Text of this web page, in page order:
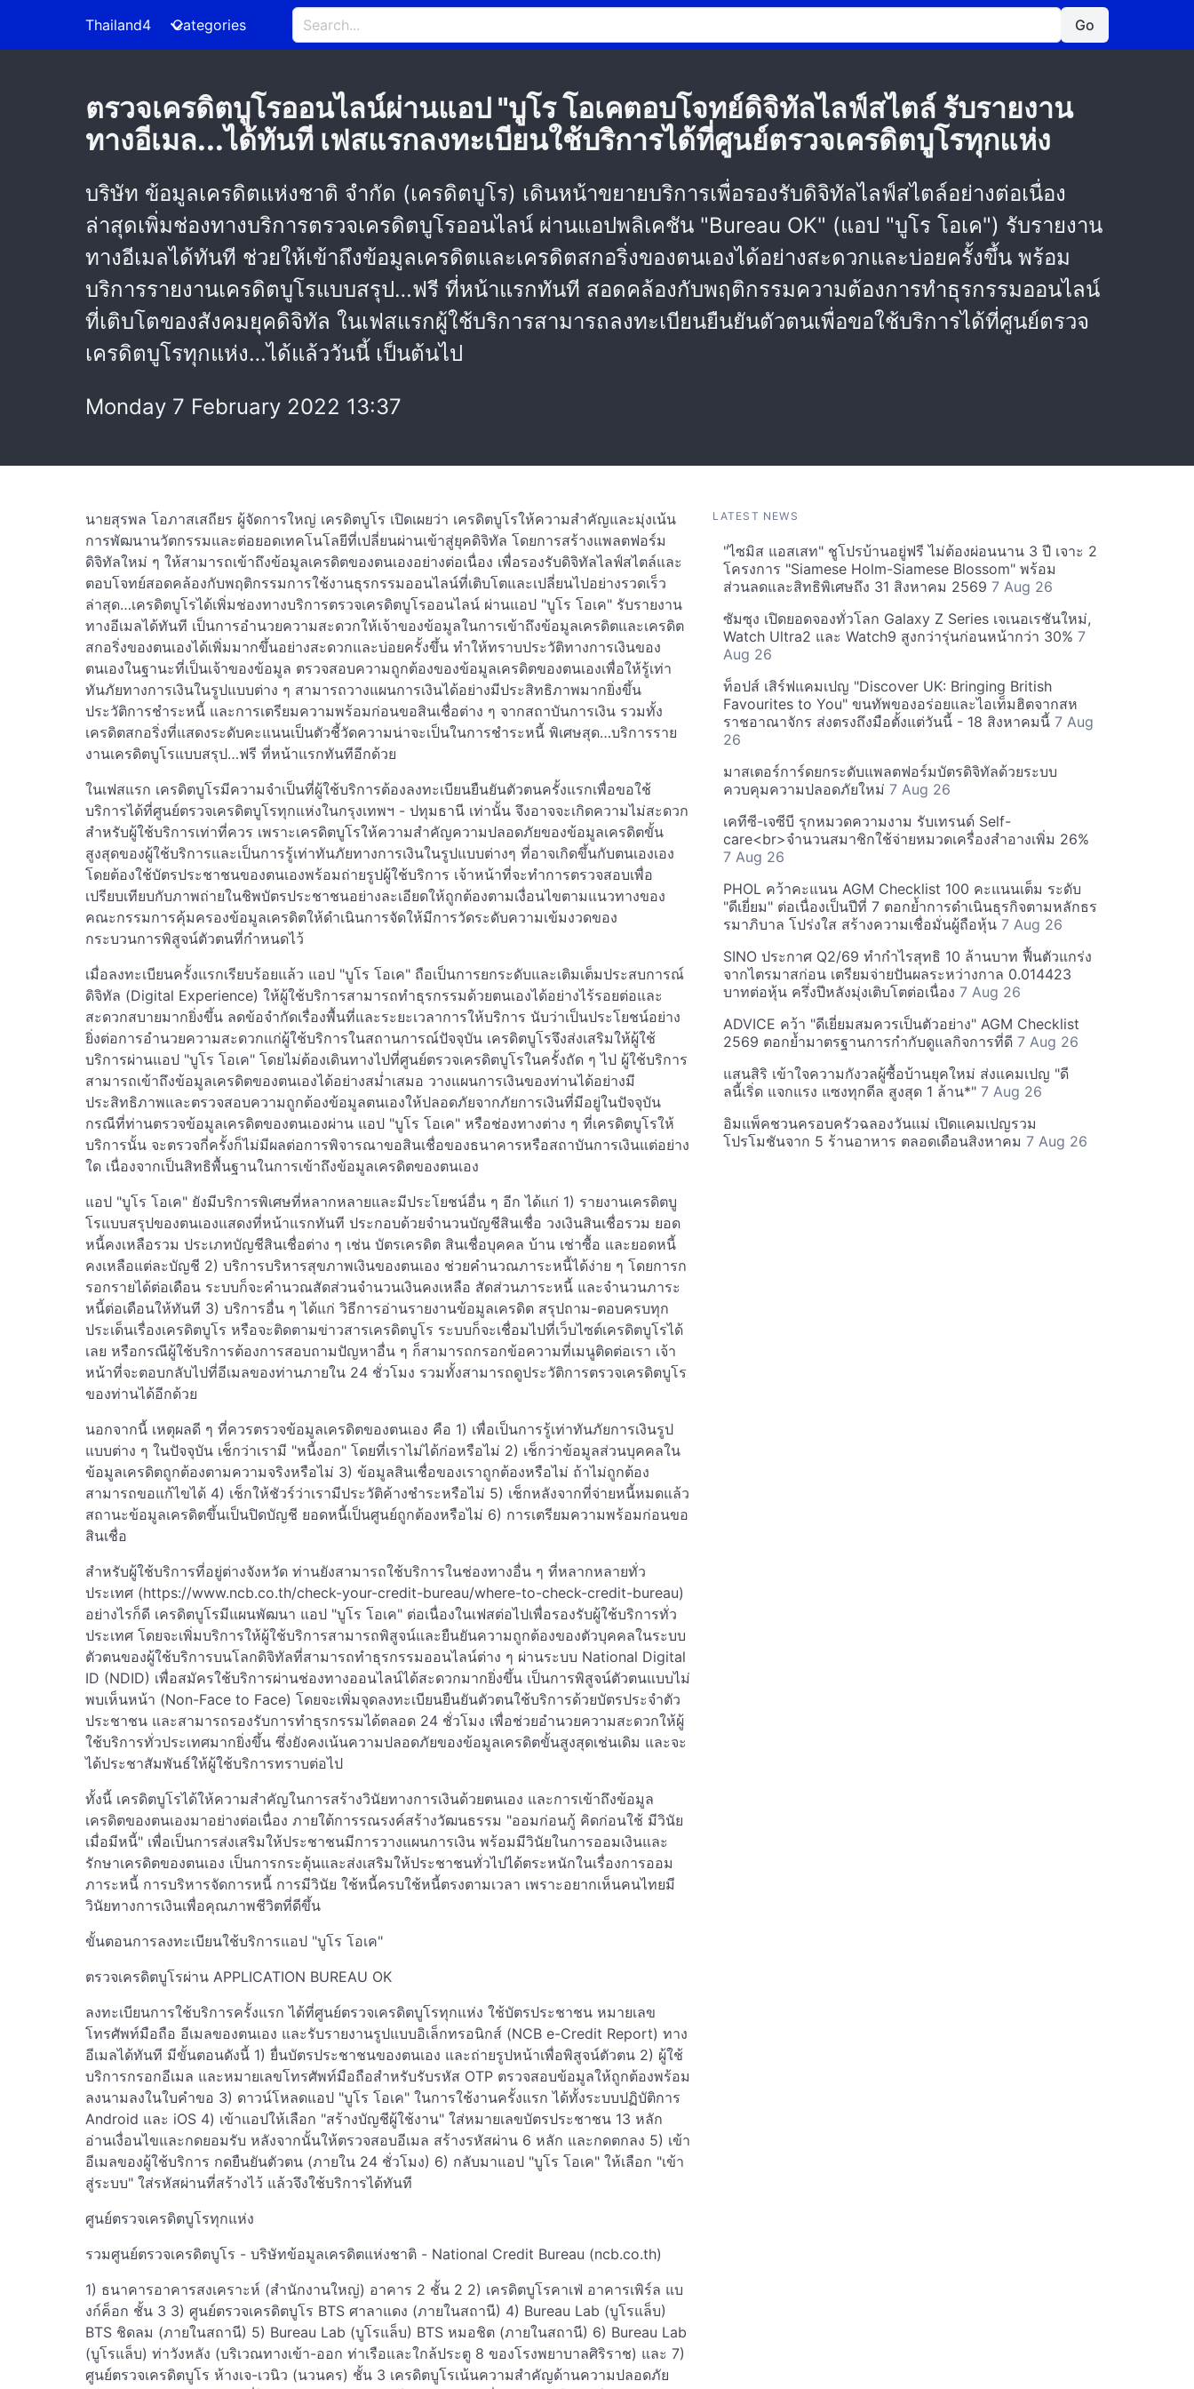
Thailand4 Categories Go
ตรวจเครดิตบูโรออนไลน์ผ่านแอป "บูโร โอเคตอบโจทย์ดิจิทัลไลฟ์สไตล์ รับรายงาน
ทางอีเมล...ได้ทันที เฟสแรกลงทะเบียนใช้บริการได้ที่ศูนย์ตรวจเครดิตบูโรทุกแห่ง
บริษัท ข้อมูลเครดิตแห่งชาติ จำกัด (เครดิตบูโร) เดินหน้าขยายบริการเพื่อรองรับดิจิทัลไลฟ์สไตล์อย่างต่อเนื่อง
ล่าสุดเพิ่มช่องทางบริการตรวจเครดิตบูโรออนไลน์ ผ่านแอปพลิเคชัน "Bureau OK" (แอป "บูโร โอเค") รับรายงาน
ทางอีเมลได้ทันที ช่วยให้เข้าถึงข้อมูลเครดิตและเครดิตสกอริ่งของตนเองได้อย่างสะดวกและบ่อยครั้งขึ้น พร้อม
บริการรายงานเครดิตบูโรแบบสรุป…ฟรี ที่หน้าแรกทันที สอดคล้องกับพฤติกรรมความต้องการทำธุรกรรมออนไลน์
ที่เติบโตของสังคมยุคดิจิทัล ในเฟสแรกผู้ใช้บริการสามารถลงทะเบียนยืนยันตัวตนเพื่อขอใช้บริการได้ที่ศูนย์ตรวจ
เครดิตบูโรทุกแห่ง…ได้แล้ววันนี้ เป็นต้นไป
Monday 7 February 2022 13:37
นายสุรพล โอภาสเสถียร ผู้จัดการใหญ่ เครดิตบูโร เปิดเผยว่า เครดิตบูโรให้ความสำคัญและมุ่งเน้น
การพัฒนานวัตกรรมและต่อยอดเทคโนโลยีที่เปลี่ยนผ่านเข้าสู่ยุคดิจิทัล โดยการสร้างแพลตฟอร์ม
ดิจิทัลใหม่ ๆ ให้สามารถเข้าถึงข้อมูลเครดิตของตนเองอย่างต่อเนื่อง เพื่อรองรับดิจิทัลไลฟ์สไตล์และ
ตอบโจทย์สอดคล้องกับพฤติกรรมการใช้งานธุรกรรมออนไลน์ที่เติบโตและเปลี่ยนไปอย่างรวดเร็ว
ล่าสุด…เครดิตบูโรได้เพิ่มช่องทางบริการตรวจเครดิตบูโรออนไลน์ ผ่านแอป "บูโร โอเค" รับรายงาน
ทางอีเมลได้ทันที เป็นการอำนวยความสะดวกให้เจ้าของข้อมูลในการเข้าถึงข้อมูลเครดิตและเครดิต
สกอริ่งของตนเองได้เพิ่มมากขึ้นอย่างสะดวกและบ่อยครั้งขึ้น ทำให้ทราบประวัติทางการเงินของ
ตนเองในฐานะที่เป็นเจ้าของข้อมูล ตรวจสอบความถูกต้องของข้อมูลเครดิตของตนเองเพื่อให้รู้เท่า
ทันภัยทางการเงินในรูปแบบต่าง ๆ สามารถวางแผนการเงินได้อย่างมีประสิทธิภาพมากยิ่งขึ้น
ประวัติการชำระหนี้ และการเตรียมความพร้อมก่อนขอสินเชื่อต่าง ๆ จากสถาบันการเงิน รวมทั้ง
เครดิตสกอริ่งที่แสดงระดับคะแนนเป็นตัวชี้วัดความน่าจะเป็นในการชำระหนี้ พิเศษสุด…บริการราย
งานเครดิตบูโรแบบสรุป…ฟรี ที่หน้าแรกทันทีอีกด้วย
ในเฟสแรก เครดิตบูโรมีความจำเป็นที่ผู้ใช้บริการต้องลงทะเบียนยืนยันตัวตนครั้งแรกเพื่อขอใช้
บริการได้ที่ศูนย์ตรวจเครดิตบูโรทุกแห่งในกรุงเทพฯ - ปทุมธานี เท่านั้น จึงอาจจะเกิดความไม่สะดวก
สำหรับผู้ใช้บริการเท่าที่ควร เพราะเครดิตบูโรให้ความสำคัญความปลอดภัยของข้อมูลเครดิตขั้น
สูงสุดของผู้ใช้บริการและเป็นการรู้เท่าทันภัยทางการเงินในรูปแบบต่างๆ ที่อาจเกิดขึ้นกับตนเองเอง
โดยต้องใช้บัตรประชาชนของตนเองพร้อมถ่ายรูปผู้ใช้บริการ เจ้าหน้าที่จะทำการตรวจสอบเพื่อ
เปรียบเทียบกับภาพถ่ายในชิพบัตรประชาชนอย่างละเอียดให้ถูกต้องตามเงื่อนไขตามแนวทางของ
คณะกรรมการคุ้มครองข้อมูลเครดิตให้ดำเนินการจัดให้มีการวัดระดับความเข้มงวดของ
กระบวนการพิสูจน์ตัวตนที่กำหนดไว้
เมื่อลงทะเบียนครั้งแรกเรียบร้อยแล้ว แอป "บูโร โอเค" ถือเป็นการยกระดับและเติมเต็มประสบการณ์
ดิจิทัล (Digital Experience) ให้ผู้ใช้บริการสามารถทำธุรกรรมด้วยตนเองได้อย่างไร้รอยต่อและ
สะดวกสบายมากยิ่งขึ้น ลดข้อจำกัดเรื่องพื้นที่และระยะเวลาการให้บริการ นับว่าเป็นประโยชน์อย่าง
ยิ่งต่อการอำนวยความสะดวกแก่ผู้ใช้บริการในสถานการณ์ปัจจุบัน เครดิตบูโรจึงส่งเสริมให้ผู้ใช้
บริการผ่านแอป "บูโร โอเค" โดยไม่ต้องเดินทางไปที่ศูนย์ตรวจเครดิตบูโรในครั้งถัด ๆ ไป ผู้ใช้บริการ
สามารถเข้าถึงข้อมูลเครดิตของตนเองได้อย่างสม่ำเสมอ วางแผนการเงินของท่านได้อย่างมี
ประสิทธิภาพและตรวจสอบความถูกต้องข้อมูลตนเองให้ปลอดภัยจากภัยการเงินที่มีอยู่ในปัจจุบัน
กรณีที่ท่านตรวจข้อมูลเครดิตของตนเองผ่าน แอป "บูโร โอเค" หรือช่องทางต่าง ๆ ที่เครดิตบูโรให้
บริการนั้น จะตรวจกี่ครั้งก็ไม่มีผลต่อการพิจารณาขอสินเชื่อของธนาคารหรือสถาบันการเงินแต่อย่าง
ใด เนื่องจากเป็นสิทธิพื้นฐานในการเข้าถึงข้อมูลเครดิตของตนเอง
แอป "บูโร โอเค" ยังมีบริการพิเศษที่หลากหลายและมีประโยชน์อื่น ๆ อีก ได้แก่ 1) รายงานเครดิตบู
โรแบบสรุปของตนเองแสดงที่หน้าแรกทันที ประกอบด้วยจำนวนบัญชีสินเชื่อ วงเงินสินเชื่อรวม ยอด
หนี้คงเหลือรวม ประเภทบัญชีสินเชื่อต่าง ๆ เช่น บัตรเครดิต สินเชื่อบุคคล บ้าน เช่าซื้อ และยอดหนี้
คงเหลือแต่ละบัญชี 2) บริการบริหารสุขภาพเงินของตนเอง ช่วยคำนวณภาระหนี้ได้ง่าย ๆ โดยการก
รอกรายได้ต่อเดือน ระบบก็จะคำนวณสัดส่วนจำนวนเงินคงเหลือ สัดส่วนภาระหนี้ และจำนวนภาระ
หนี้ต่อเดือนให้ทันที 3) บริการอื่น ๆ ได้แก่ วิธีการอ่านรายงานข้อมูลเครดิต สรุปถาม-ตอบครบทุก
ประเด็นเรื่องเครดิตบูโร หรือจะติดตามข่าวสารเครดิตบูโร ระบบก็จะเชื่อมไปที่เว็บไซต์เครดิตบูโรได้
เลย หรือกรณีผู้ใช้บริการต้องการสอบถามปัญหาอื่น ๆ ก็สามารถกรอกข้อความที่เมนูติดต่อเรา เจ้า
หน้าที่จะตอบกลับไปที่อีเมลของท่านภายใน 24 ชั่วโมง รวมทั้งสามารถดูประวัติการตรวจเครดิตบูโร
ของท่านได้อีกด้วย
นอกจากนี้ เหตุผลดี ๆ ที่ควรตรวจข้อมูลเครดิตของตนเอง คือ 1) เพื่อเป็นการรู้เท่าทันภัยการเงินรูป
แบบต่าง ๆ ในปัจจุบัน เช็กว่าเรามี "หนี้งอก" โดยที่เราไม่ได้ก่อหรือไม่ 2) เช็กว่าข้อมูลส่วนบุคคลใน
ข้อมูลเครดิตถูกต้องตามความจริงหรือไม่ 3) ข้อมูลสินเชื่อของเราถูกต้องหรือไม่ ถ้าไม่ถูกต้อง
สามารถขอแก้ไขได้ 4) เช็กให้ชัวร์ว่าเรามีประวัติค้างชำระหรือไม่ 5) เช็กหลังจากที่จ่ายหนี้หมดแล้ว
สถานะข้อมูลเครดิตขึ้นเป็นปิดบัญชี ยอดหนี้เป็นศูนย์ถูกต้องหรือไม่ 6) การเตรียมความพร้อมก่อนขอ
สินเชื่อ
สำหรับผู้ใช้บริการที่อยู่ต่างจังหวัด ท่านยังสามารถใช้บริการในช่องทางอื่น ๆ ที่หลากหลายทั่ว
ประเทศ (https://www.ncb.co.th/check-your-credit-bureau/where-to-check-credit-bureau)
อย่างไรก็ดี เครดิตบูโรมีแผนพัฒนา แอป "บูโร โอเค" ต่อเนื่องในเฟสต่อไปเพื่อรองรับผู้ใช้บริการทั่ว
ประเทศ โดยจะเพิ่มบริการให้ผู้ใช้บริการสามารถพิสูจน์และยืนยันความถูกต้องของตัวบุคคลในระบบ
ตัวตนของผู้ใช้บริการบนโลกดิจิทัลที่สามารถทำธุรกรรมออนไลน์ต่าง ๆ ผ่านระบบ National Digital
ID (NDID) เพื่อสมัครใช้บริการผ่านช่องทางออนไลน์ได้สะดวกมากยิ่งขึ้น เป็นการพิสูจน์ตัวตนแบบไม่
พบเห็นหน้า (Non-Face to Face) โดยจะเพิ่มจุดลงทะเบียนยืนยันตัวตนใช้บริการด้วยบัตรประจำตัว
ประชาชน และสามารถรองรับการทำธุรกรรมได้ตลอด 24 ชั่วโมง เพื่อช่วยอำนวยความสะดวกให้ผู้
ใช้บริการทั่วประเทศมากยิ่งขึ้น ซึ่งยังคงเน้นความปลอดภัยของข้อมูลเครดิตขั้นสูงสุดเช่นเดิม และจะ
ได้ประชาสัมพันธ์ให้ผู้ใช้บริการทราบต่อไป
ทั้งนี้ เครดิตบูโรได้ให้ความสำคัญในการสร้างวินัยทางการเงินด้วยตนเอง และการเข้าถึงข้อมูล
เครดิตของตนเองมาอย่างต่อเนื่อง ภายใต้การรณรงค์สร้างวัฒนธรรม "ออมก่อนกู้ คิดก่อนใช้ มีวินัย
เมื่อมีหนี้" เพื่อเป็นการส่งเสริมให้ประชาชนมีการวางแผนการเงิน พร้อมมีวินัยในการออมเงินและ
รักษาเครดิตของตนเอง เป็นการกระตุ้นและส่งเสริมให้ประชาชนทั่วไปได้ตระหนักในเรื่องการออม
ภาระหนี้ การบริหารจัดการหนี้ การมีวินัย ใช้หนี้ครบใช้หนี้ตรงตามเวลา เพราะอยากเห็นคนไทยมี
วินัยทางการเงินเพื่อคุณภาพชีวิตที่ดีขึ้น
ขั้นตอนการลงทะเบียนใช้บริการแอป "บูโร โอเค"
ตรวจเครดิตบูโรผ่าน APPLICATION BUREAU OK
ลงทะเบียนการใช้บริการครั้งแรก ได้ที่ศูนย์ตรวจเครดิตบูโรทุกแห่ง ใช้บัตรประชาชน หมายเลข
โทรศัพท์มือถือ อีเมลของตนเอง และรับรายงานรูปแบบอิเล็กทรอนิกส์ (NCB e-Credit Report) ทาง
อีเมลได้ทันที มีขั้นตอนดังนี้ 1) ยื่นบัตรประชาชนของตนเอง และถ่ายรูปหน้าเพื่อพิสูจน์ตัวตน 2) ผู้ใช้
บริการกรอกอีเมล และหมายเลขโทรศัพท์มือถือสำหรับรับรหัส OTP ตรวจสอบข้อมูลให้ถูกต้องพร้อม
ลงนามลงในใบคำขอ 3) ดาวน์โหลดแอป "บูโร โอเค" ในการใช้งานครั้งแรก ได้ทั้งระบบปฏิบัติการ
Android และ iOS 4) เข้าแอปให้เลือก "สร้างบัญชีผู้ใช้งาน" ใส่หมายเลขบัตรประชาชน 13 หลัก
อ่านเงื่อนไขและกดยอมรับ หลังจากนั้นให้ตรวจสอบอีเมล สร้างรหัสผ่าน 6 หลัก และกดตกลง 5) เข้า
อีเมลของผู้ใช้บริการ กดยืนยันตัวตน (ภายใน 24 ชั่วโมง) 6) กลับมาแอป "บูโร โอเค" ให้เลือก "เข้า
สู่ระบบ" ใส่รหัสผ่านที่สร้างไว้ แล้วจึงใช้บริการได้ทันที
ศูนย์ตรวจเครดิตบูโรทุกแห่ง
รวมศูนย์ตรวจเครดิตบูโร - บริษัทข้อมูลเครดิตแห่งชาติ - National Credit Bureau (ncb.co.th)
1) ธนาคารอาคารสงเคราะห์ (สำนักงานใหญ่) อาคาร 2 ชั้น 2 2) เครดิตบูโรคาเฟ่ อาคารเพิร์ล แบ
งก์ค็อก ชั้น 3 3) ศูนย์ตรวจเครดิตบูโร BTS ศาลาแดง (ภายในสถานี) 4) Bureau Lab (บูโรแล็บ)
BTS ชิดลม (ภายในสถานี) 5) Bureau Lab (บูโรแล็บ) BTS หมอชิต (ภายในสถานี) 6) Bureau Lab
(บูโรแล็บ) ท่าวังหลัง (บริเวณทางเข้า-ออก ท่าเรือและใกล้ประตู 8 ของโรงพยาบาลศิริราช) และ 7)
ศูนย์ตรวจเครดิตบูโร ห้างเจ-เวนิว (นวนคร) ชั้น 3 เครดิตบูโรเน้นความสำคัญด้านความปลอดภัย
LATEST NEWS
"ไซมิส แอสเสท" ชูโปรบ้านอยู่ฟรี ไม่ต้องผ่อนนาน 3 ปี เจาะ 2
โครงการ "Siamese Holm-Siamese Blossom" พร้อม
ส่วนลดและสิทธิพิเศษถึง 31 สิงหาคม 2569 7 Aug 26
ซัมซุง เปิดยอดจองทั่วโลก Galaxy Z Series เจเนอเรชันใหม่,
Watch Ultra2 และ Watch9 สูงกว่ารุ่นก่อนหน้ากว่า 30% 7
Aug 26
ท็อปส์ เสิร์ฟแคมเปญ "Discover UK: Bringing British
Favourites to You" ขนทัพของอร่อยและไอเท็มฮิตจากสห
ราชอาณาจักร ส่งตรงถึงมือตั้งแต่วันนี้ - 18 สิงหาคมนี้ 7 Aug
26
มาสเตอร์การ์ดยกระดับแพลตฟอร์มบัตรดิจิทัลด้วยระบบ
ควบคุมความปลอดภัยใหม่ 7 Aug 26
เคทีซี-เจซีบี รุกหมวดความงาม รับเทรนด์ Self-
care<br>จำนวนสมาชิกใช้จ่ายหมวดเครื่องสำอางเพิ่ม 26%
7 Aug 26
PHOL คว้าคะแนน AGM Checklist 100 คะแนนเต็ม ระดับ
"ดีเยี่ยม" ต่อเนื่องเป็นปีที่ 7 ตอกย้ำการดำเนินธุรกิจตามหลักธร
รมาภิบาล โปร่งใส สร้างความเชื่อมั่นผู้ถือหุ้น 7 Aug 26
SINO ประกาศ Q2/69 ทำกำไรสุทธิ 10 ล้านบาท ฟื้นตัวแกร่ง
จากไตรมาสก่อน เตรียมจ่ายปันผลระหว่างกาล 0.014423
บาทต่อหุ้น ครึ่งปีหลังมุ่งเติบโตต่อเนื่อง 7 Aug 26
ADVICE คว้า "ดีเยี่ยมสมควรเป็นตัวอย่าง" AGM Checklist
2569 ตอกย้ำมาตรฐานการกำกับดูแลกิจการที่ดี 7 Aug 26
แสนสิริ เข้าใจความกังวลผู้ซื้อบ้านยุคใหม่ ส่งแคมเปญ "ดี
ลนี้เริ่ด แจกแรง แซงทุกดีล สูงสุด 1 ล้าน*" 7 Aug 26
อิมแพ็คชวนครอบครัวฉลองวันแม่ เปิดแคมเปญรวม
โปรโมชันจาก 5 ร้านอาหาร ตลอดเดือนสิงหาคม 7 Aug 26